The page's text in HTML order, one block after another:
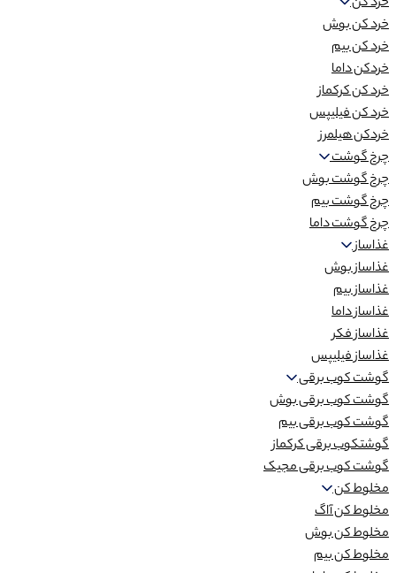
خرد کن بوش
خرد کن بیم
خردکن داما
خرد کن کرکماز
خرد کن فیلیپس
خردکن هیلمرز
چرخ گوشت
چرخ گوشت بوش
چرخ گوشت بیم
چرخ گوشت داما
غذاساز
غذاساز بوش
غذاساز بیم
غذاساز داما
غذاساز فکر
غذاساز فیلیپس
گوشت کوب برقی
گوشت کوب برقی بوش
گوشت کوب برقی بیم
گوشتکوب برقی کرکماز
گوشت کوب برقی مجیک
مخلوط کن
مخلوط کن آاگ
مخلوط کن بوش
مخلوط کن بیم